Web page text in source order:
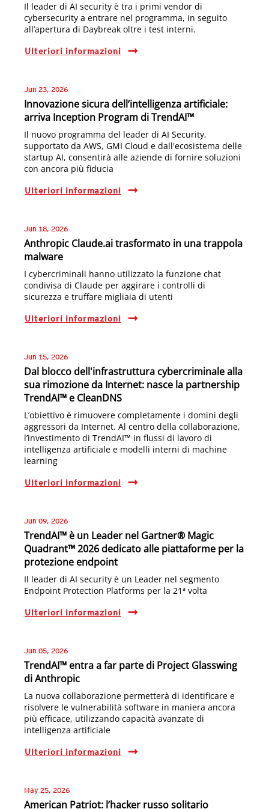
Il leader di AI security è tra i primi vendor di
cybersecurity a entrare nel programma, in seguito
all’apertura di Daybreak oltre i test interni.
Ulteriori informazioni
Jun 23, 2026
Innovazione sicura dell’intelligenza artificiale:
arriva Inception Program di TrendAI™
Il nuovo programma del leader di AI Security,
supportato da AWS, GMI Cloud e dall'ecosistema delle
startup AI, consentirà alle aziende di fornire soluzioni
con ancora più fiducia
Ulteriori informazioni
Jun 18, 2026
Anthropic Claude.ai trasformato in una trappola
malware
I cybercriminali hanno utilizzato la funzione chat
condivisa di Claude per aggirare i controlli di
sicurezza e truffare migliaia di utenti
Ulteriori informazioni
Jun 15, 2026
Dal blocco dell'infrastruttura cybercriminale alla
sua rimozione da Internet: nasce la partnership
TrendAI™ e CleanDNS
L’obiettivo è rimuovere completamente i domini degli
aggressori da Internet. Al centro della collaborazione,
l’investimento di TrendAI™ in flussi di lavoro di
intelligenza artificiale e modelli interni di machine
learning
Ulteriori informazioni
Jun 09, 2026
TrendAI™ è un Leader nel Gartner® Magic
Quadrant™ 2026 dedicato alle piattaforme per la
protezione endpoint
Il leader di AI security è un Leader nel segmento
Endpoint Protection Platforms per la 21ª volta
Ulteriori informazioni
Jun 05, 2026
TrendAI™ entra a far parte di Project Glasswing
di Anthropic
La nuova collaborazione permetterà di identificare e
risolvere le vulnerabilità software in maniera ancora
più efficace, utilizzando capacità avanzate di
intelligenza artificiale
Ulteriori informazioni
May 25, 2026
American Patriot: l’hacker russo solitario